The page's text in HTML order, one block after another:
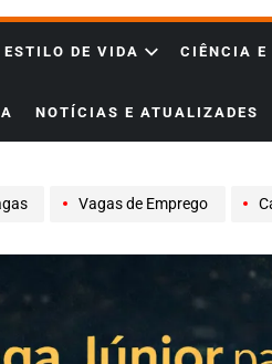
DE VIDA CIÊNCIA E
NOTÍCIAS E ATUALIZADES
Vagas de Emprego